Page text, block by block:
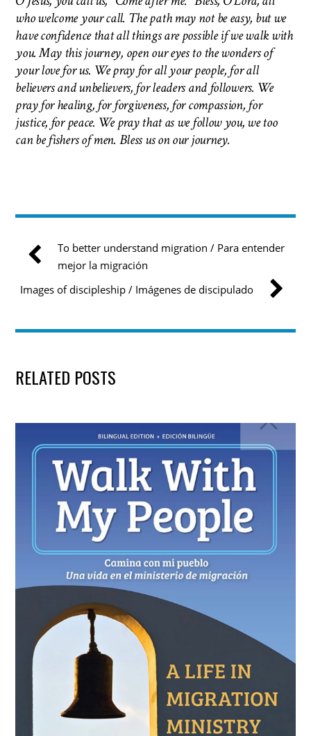
who welcome your call. The path may not be easy, but we
have confidence that all things are possible if we walk with
you. May this journey, open our eyes to the wonders of
your love for us. We pray for all your people, for all
believers and unbelievers, for leaders and followers. We
pray for healing, for forgiveness, for compassion, for
justice, for peace. We pray that as we follow you, we too
can be fishers of men. Bless us on our journey.
To better understand migration / Para entender
mejor la migración
Images of discipleship / Imágenes de discipulado
RELATED POSTS